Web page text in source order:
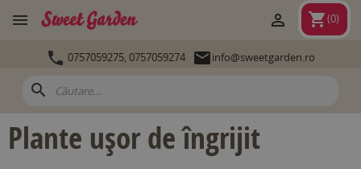
 shopping_cart(0)

 0757059275, 0757059274 info@sweetgarden.ro
search
Plante ușor de îngrijit